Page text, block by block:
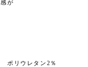
が
ポリウレタン2％